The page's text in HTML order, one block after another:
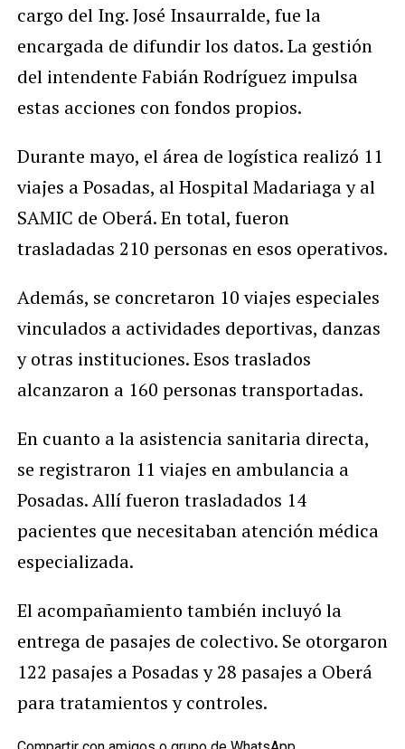
cargo del Ing. José Insaurralde, fue la
encargada de difundir los datos. La gestión
del intendente Fabián Rodríguez impulsa
estas acciones con fondos propios.
Durante mayo, el área de logística realizó 11
viajes a Posadas, al Hospital Madariaga y al
SAMIC de Oberá. En total, fueron
trasladadas 210 personas en esos operativos.
Además, se concretaron 10 viajes especiales
vinculados a actividades deportivas, danzas
y otras instituciones. Esos traslados
alcanzaron a 160 personas transportadas.
En cuanto a la asistencia sanitaria directa,
se registraron 11 viajes en ambulancia a
Posadas. Allí fueron trasladados 14
pacientes que necesitaban atención médica
especializada.
El acompañamiento también incluyó la
entrega de pasajes de colectivo. Se otorgaron
122 pasajes a Posadas y 28 pasajes a Oberá
para tratamientos y controles.